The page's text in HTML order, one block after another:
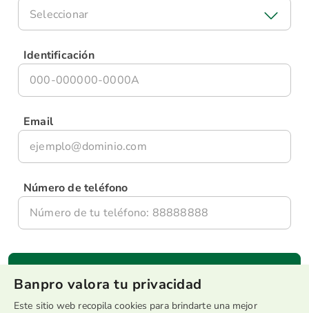
Seleccionar
Identificación
Email
Número de teléfono
Banpro valora tu privacidad
Este sitio web recopila cookies para brindarte una mejor